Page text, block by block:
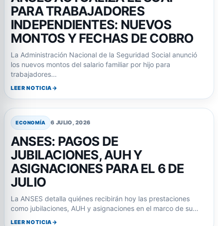
PARA TRABAJADORES
INDEPENDIENTES: NUEVOS
MONTOS Y FECHAS DE COBRO
La Administración Nacional de la Seguridad Social anunció
los nuevos montos del salario familiar por hijo para
trabajadores…
LEER NOTICIA
ECONOMÍA 6 JULIO, 2026
ANSES: PAGOS DE
JUBILACIONES, AUH Y
ASIGNACIONES PARA EL 6 DE
JULIO
La ANSES detalla quiénes recibirán hoy las prestaciones
como jubilaciones, AUH y asignaciones en el marco de su…
LEER NOTICIA